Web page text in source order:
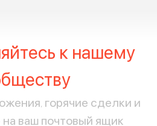
к нашему
горячие сделки и
ваш почтовый ящик